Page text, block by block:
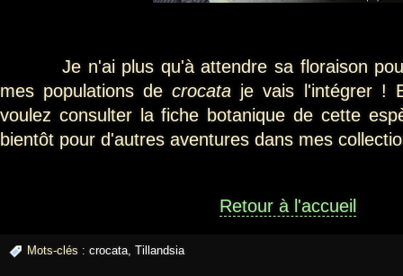
Je n'ai plus qu'à attendre sa floraison pour
mes populations decrocata je vais l'intégrer !
voulez consulter la fiche botanique de cette
bientôt pour d'autres aventures dans mes
Retour à l'accueil
Mots-clés : crocata Tillandsia